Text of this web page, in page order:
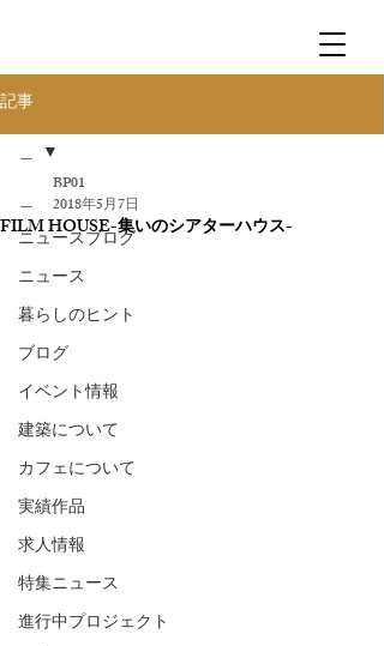
記事
＿
ニュースブログ
ニュース
暮らしのヒント
ブログ
イベント情報
建築について
カフェについて
実績作品
求人情報
特集ニュース
進行中プロジェクト
＿
FILM HOUSE-集いのシアターハウス-
BP01
2018年5月7日